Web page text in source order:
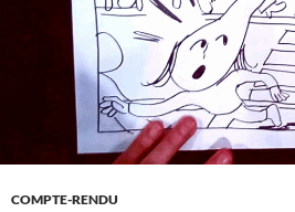
COMPTE-RENDU